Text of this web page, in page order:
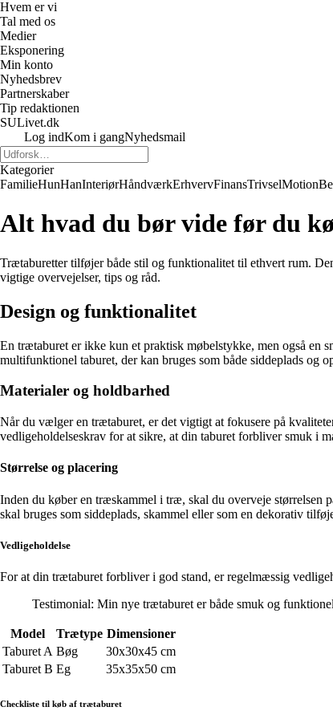
Hvem er vi
Tal med os
Medier
Eksponering
Min konto
Nyhedsbrev
Partnerskaber
Tip redaktionen
SULivet.dk
Log indKom i gangNyhedsmail
Kategorier
FamilieHunHanInteriørHåndværkErhvervFinansTrivselMotion
Alt hvad du bør vide før du
Trætaburetter tilføjer både stil og funktionalitet til ethvert rum.
vigtige overvejelser, tips og råd.
Design og funktionalitet
En trætaburet er ikke kun et praktisk møbelstykke, men også
multifunktionel taburet, der kan bruges som både siddeplads og
Materialer og holdbarhed
Når du vælger en trætaburet, er det vigtigt at fokusere på
vedligeholdelseskrav for at sikre, at din taburet forbliver smuk i
Størrelse og placering
Inden du køber en træskammel i træ, skal du overveje størrelsen
skal bruges som siddeplads, skammel eller som en dekorativ
Vedligeholdelse
For at din trætaburet forbliver i god stand, er regelmæssig
Testimonial: Min nye trætaburet er både smuk og
Model Trætype Dimensioner
Taburet A Bøg
30x30x45 cm
Taburet B Eg 35x35x50 cm
Checkliste til køb af trætaburet